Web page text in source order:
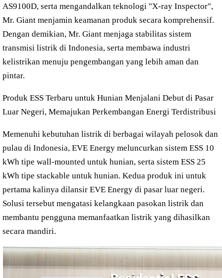
AS9100D, serta mengandalkan teknologi "X-ray Inspector",
Mr. Giant menjamin keamanan produk secara komprehensif.
Dengan demikian, Mr. Giant menjaga stabilitas sistem
transmisi listrik di Indonesia, serta membawa industri
kelistrikan menuju pengembangan yang lebih aman dan
pintar.
Produk ESS Terbaru untuk Hunian Menjalani Debut di Pasar
Luar Negeri, Memajukan Perkembangan Energi Terdistribusi
Memenuhi kebutuhan listrik di berbagai wilayah pelosok dan
pulau di Indonesia, EVE Energy meluncurkan sistem ESS 10
kWh tipe wall-mounted untuk hunian, serta sistem ESS 25
kWh tipe stackable untuk hunian. Kedua produk ini untuk
pertama kalinya dilansir EVE Energy di pasar luar negeri.
Solusi tersebut mengatasi kelangkaan pasokan listrik dan
membantu pengguna memanfaatkan listrik yang dihasilkan
secara mandiri.